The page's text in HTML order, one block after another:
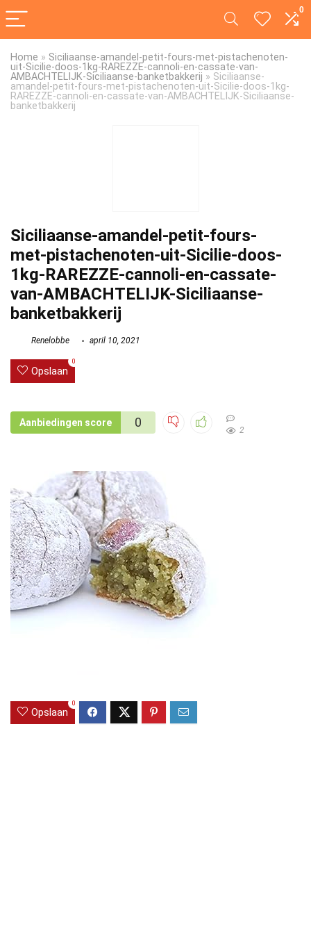
0
Home » Siciliaanse-amandel-petit-fours-met-pistachenoten-
uit-Sicilie-doos-1kg-RAREZZE-cannoli-en-cassate-van-
AMBACHTELIJK-Siciliaanse-banketbakkerij » Siciliaanse-
amandel-petit-fours-met-pistachenoten-uit-Sicilie-doos-1kg-
RAREZZE-cannoli-en-cassate-van-AMBACHTELIJK-Siciliaanse-
banketbakkerij
Siciliaanse-amandel-petit-fours-
met-pistachenoten-uit-Sicilie-doos-
1kg-RAREZZE-cannoli-en-cassate-
van-AMBACHTELIJK-Siciliaanse-
banketbakkerij
Renelobbe april 10, 2021
Opslaan
0
Aanbiedingen score 0
2
Opslaan
0